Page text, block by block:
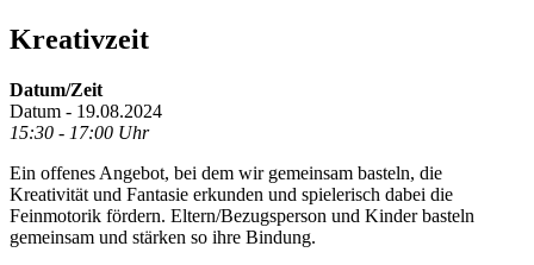
Kreativzeit
Datum/Zeit
Datum - 19.08.2024
15:30 - 17:00 Uhr
Ein offenes Angebot, bei dem wir gemeinsam basteln, die
Kreativität und Fantasie erkunden und spielerisch dabei die
Feinmotorik fördern. Eltern/Bezugsperson und Kinder basteln
gemeinsam und stärken so ihre Bindung.